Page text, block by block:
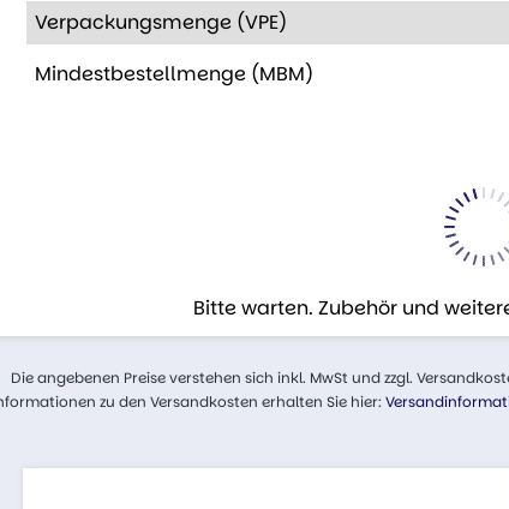
Verpackungsmenge (VPE)
Mindestbestellmenge (MBM)
Bitte warten. Zubehör und
Die angebenen Preise verstehen sich inkl. MwSt und zzgl.
zu den Versandkosten erhalten Sie hier: